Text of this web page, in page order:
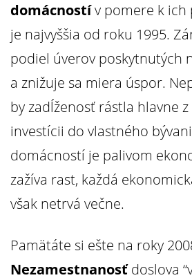
domácnostív pomere k ich
je najvyššia od roku 1995.
podiel úverov poskytnutých
a znižuje sa miera úspor.
by zadĺženosť rástla hlavne
investícii do vlastného
domácností je palivom
zažíva rast, každá
však netrvá večne.
Pamätáte si ešte na roky
Nezamestnanosťdoslova